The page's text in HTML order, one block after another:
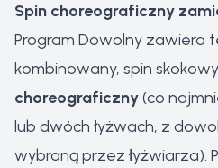
Spin choreograficzny
Program Dowolny zawiera
kombinowany, spin
choreograficzny(co
lub dwóch łyżwach, z
wybraną przez łyżwiarza).